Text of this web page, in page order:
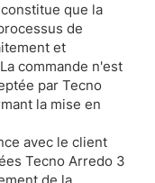
que la
de
et
commande n'est
par Tecno
la mise en
avec le client
Tecno Arredo 3